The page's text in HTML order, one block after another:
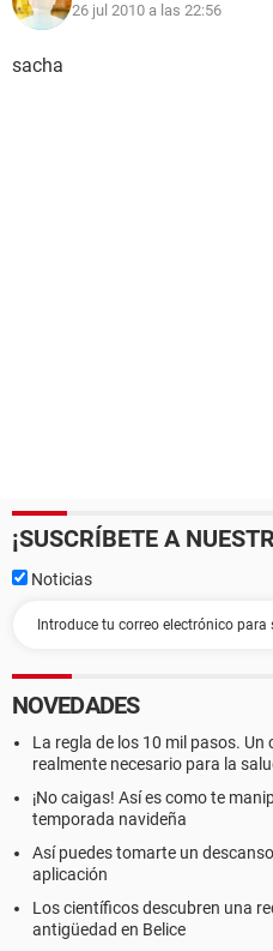
26 jul 2010 a las 22:56
sacha
¡SUSCRÍBETE A
Noticias
NOVEDADES
La regla de los 10 mil pasos.
realmente necesario para la
¡No caigas! Así es como te
temporada navideña
Así puedes tomarte un
aplicación
Los científicos descubren una
antigüedad en Belice